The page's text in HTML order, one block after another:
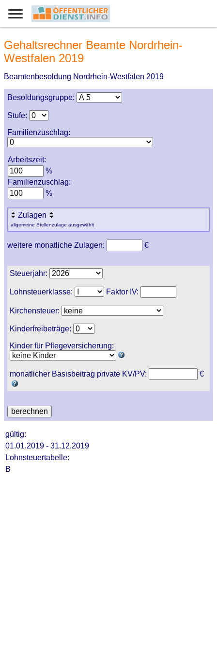
Gehaltsrechner Beamte Nordrhein-
Westfalen 2019
Beamtenbesoldung Nordrhein-Westfalen 2019
Besoldungsgruppe:
Stufe:
Familienzuschlag:
Arbeitszeit:
%
Familienzuschlag:
%
Zulagen
allgemeine Stellenzulage ausgewählt
weitere monatliche Zulagen: €
Steuerjahr:
Lohnsteuerklasse: Faktor IV:
Kirchensteuer:
Kinderfreibeträge:
Kinder für Pflegeversicherung:
monatlicher Basisbeitrag private KV/PV: €
gültig:
01.01.2019 - 31.12.2019
Lohnsteuertabelle:
B